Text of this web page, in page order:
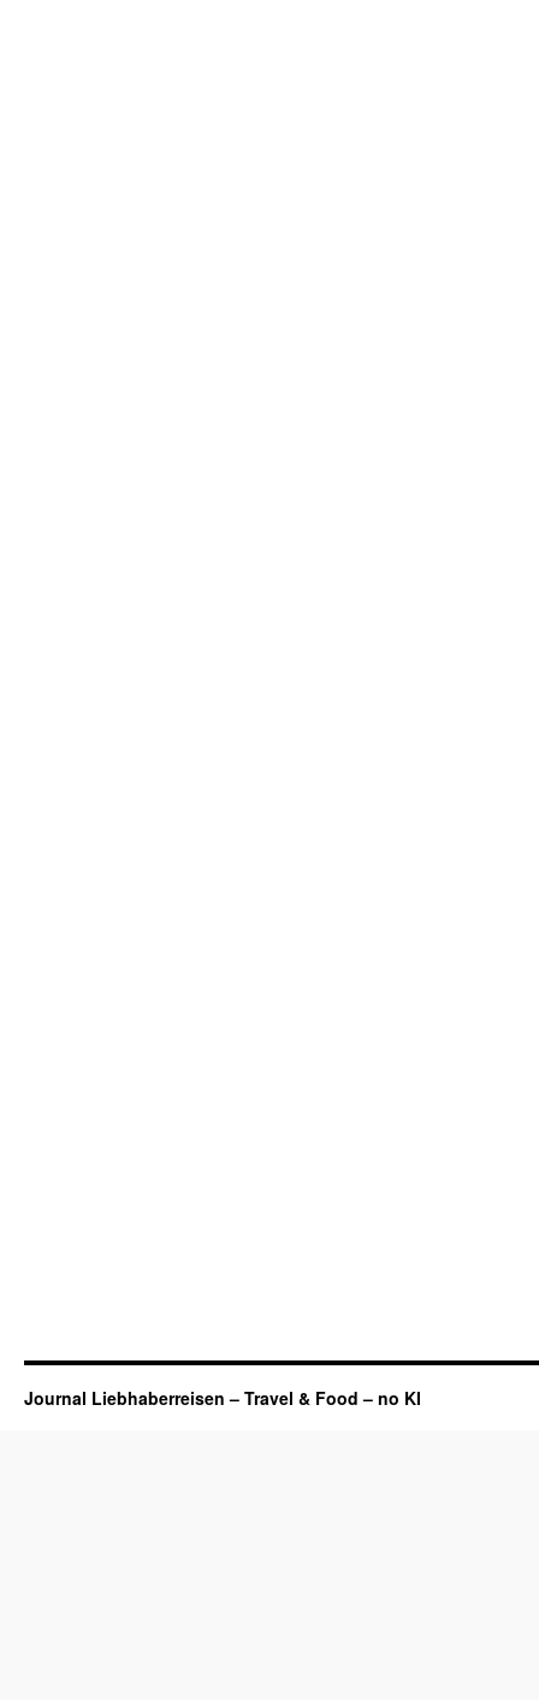
Journal Liebhaberreisen – Travel & Food – no KI